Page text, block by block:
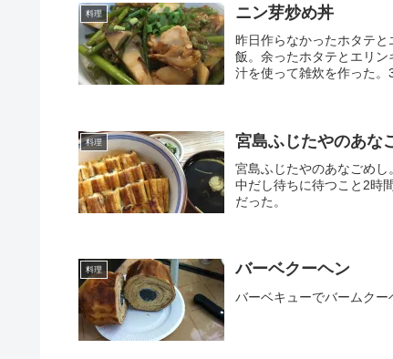
料理 ニン芽炒め丼
昨日作らなかったホタテ
飯。余ったホタテとエリ
汁を使って雑炊を作った。
料理 宮島ふじたやのあな
宮島ふじたやのあなごめ
中だし待ちに待つこと2時
だった。
料理 バーベクーヘン
バーベキューでバームク